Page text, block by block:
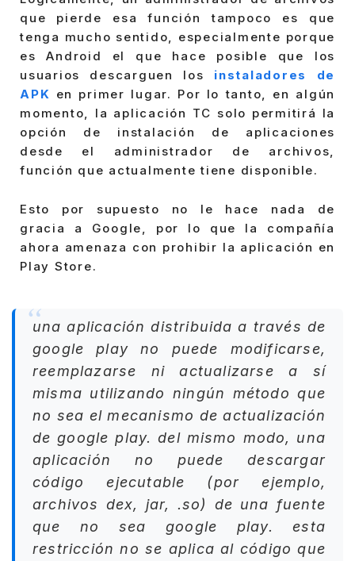
que pierde esa función tampoco es que
tenga mucho sentido, especialmente porque
es Android el que hace posible que los
usuarios descarguen los instaladores de
APK en primer lugar. Por lo tanto, en algún
momento, la aplicación TC solo permitirá la
opción de instalación de aplicaciones
desde el administrador de archivos,
función que actualmente tiene disponible.
Esto por supuesto no le hace nada de
gracia a Google, por lo que la compañía
ahora amenaza con prohibir la aplicación en
Play Store.
una aplicación distribuida a través de
google play no puede modificarse,
reemplazarse ni actualizarse a sí
misma utilizando ningún método que
no sea el mecanismo de actualización
de google play. del mismo modo, una
aplicación no puede descargar
código ejecutable (por ejemplo,
archivos dex, jar, .so) de una fuente
que no sea google play. esta
restricción no se aplica al código que